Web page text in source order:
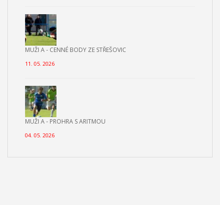
MUŽI A - CENNÉ BODY ZE STŘEŠOVIC
11. 05. 2026
MUŽI A - PROHRA S ARITMOU
04. 05. 2026